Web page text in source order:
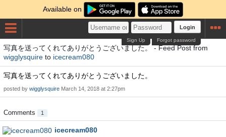
Available on
Login
Forgot password
Sign Up
写真を送ってくれてありがとうございました。 - Feed Post from
wigglysquire to icecream080
写真を送ってくれてありがとうございました。
posted by wigglysquire March 14, 2018 at 2:27pm
Comments 1
icecream080